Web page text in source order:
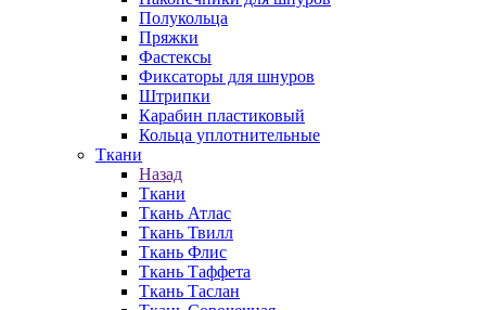
Полукольца
Пряжки
Фастексы
Фиксаторы для шнуров
Штрипки
Карабин пластиковый
Кольца уплотнительные
Ткани
Назад
Ткани
Ткань Атлас
Ткань Твилл
Ткань Флис
Ткань Таффета
Ткань Таслан